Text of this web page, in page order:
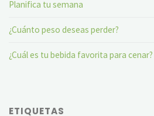
Planifica tu semana
¿Cuánto peso deseas perder?
¿Cuál es tu bebida favorita para cenar?
ETIQUETAS